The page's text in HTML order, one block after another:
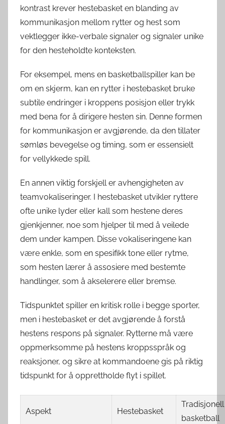
kontrast krever hestebasket en blanding av
kommunikasjon mellom rytter og hest som
vektlegger ikke-verbale signaler og signaler unike
for den hesteholdte konteksten.
For eksempel, mens en basketballspiller kan be
om en skjerm, kan en rytter i hestebasket bruke
subtile endringer i kroppens posisjon eller trykk
med bena for å dirigere hesten sin. Denne formen
for kommunikasjon er avgjørende, da den tillater
sømløs bevegelse og timing, som er essensielt
for vellykkede spill.
En annen viktig forskjell er avhengigheten av
teamvokaliseringer. I hestebasket utvikler ryttere
ofte unike lyder eller kall som hestene deres
gjenkjenner, noe som hjelper til med å veilede
dem under kampen. Disse vokaliseringene kan
være enkle, som en spesifikk tone eller rytme,
som hesten lærer å assosiere med bestemte
handlinger, som å akselerere eller bremse.
Tidspunktet spiller en kritisk rolle i begge sporter,
men i hestebasket er det avgjørende å forstå
hestens respons på signaler. Rytterne må være
oppmerksomme på hestens kroppsspråk og
reaksjoner, og sikre at kommandoene gis på riktig
tidspunkt for å opprettholde flyt i spillet.
Aspekt Hestebasket
Tradisjonell
basketball